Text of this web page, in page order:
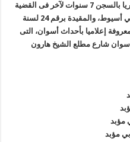
من أنصار الشرعية غيابيا وحضوريا بالسجن 7 سنوات لآخر فى القضية
لسنة 2015 جنايات عسكرية كلي أسيوط، والمقيدة برقم 24 لسنة
إعلاميا بأحداث أسوان، التى
شارع مطلع الشيخ هارون
مؤبد
مؤبد